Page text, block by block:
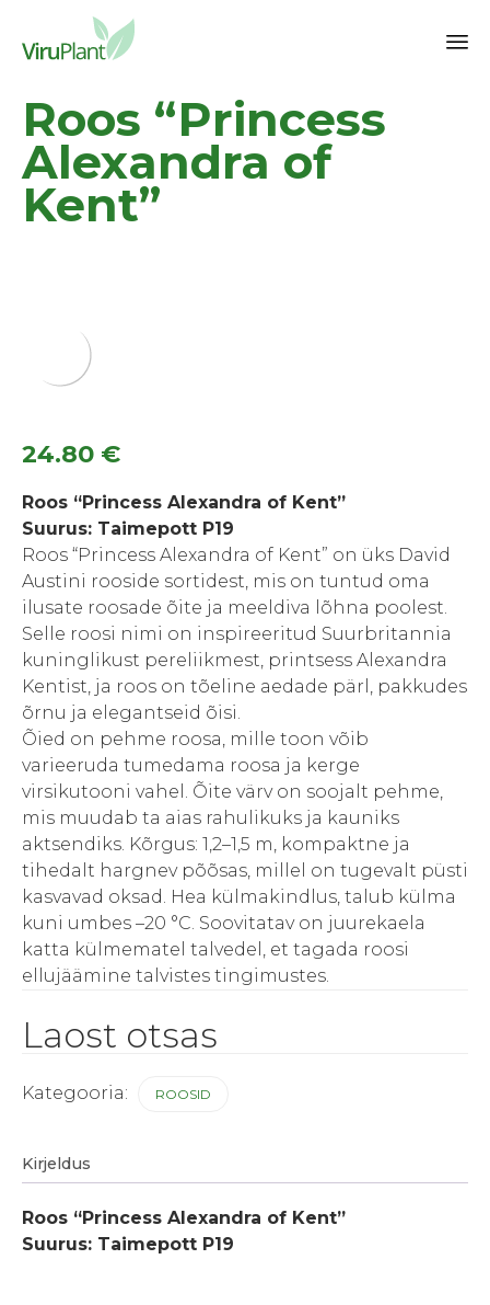
Roos “Princess
Alexandra of
Kent”
24.80 €
Roos “Princess Alexandra of Kent”
Suurus: Taimepott P19
Roos “Princess Alexandra of Kent” on üks David
Austini rooside sortidest, mis on tuntud oma
ilusate roosade õite ja meeldiva lõhna poolest.
Selle roosi nimi on inspireeritud Suurbritannia
kuninglikust pereliikmest, printsess Alexandra
Kentist, ja roos on tõeline aedade pärl, pakkudes
õrnu ja elegantseid õisi.
Õied on pehme roosa, mille toon võib
varieeruda tumedama roosa ja kerge
virsikutooni vahel. Õite värv on soojalt pehme,
mis muudab ta aias rahulikuks ja kauniks
aktsendiks. Kõrgus: 1,2–1,5 m, kompaktne ja
tihedalt hargnev põõsas, millel on tugevalt püsti
kasvavad oksad. Hea külmakindlus, talub külma
kuni umbes –20 °C. Soovitatav on juurekaela
katta külmematel talvedel, et tagada roosi
ellujäämine talvistes tingimustes.
Laost otsas
Kategooria: ROOSID
Kirjeldus
Roos “Princess Alexandra of Kent”
Suurus: Taimepott P19